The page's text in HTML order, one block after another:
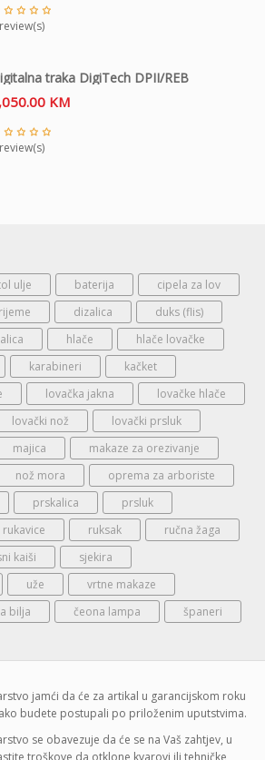
traka DigiTech DPII/REB
KM
ulje baterija
cipela za lov
dizalica
duks (flis)
hlače
hlače lovačke
karabineri
kačket
lovačka jakna
lovačke hlače
lovački nož
lovački prsluk
majica
makaze za orezivanje
nož mora
oprema za arboriste
prskalica
prsluk
rukavice ruksak
ručna žaga
kaiši
sjekira
uže
vrtne makaze
bilja čeona lampa španeri
jamći da će za artikal u garancijskom roku
budete postupali po priloženim uputstvima.
se obavezuje da će se na Vaš zahtjev, u
troškove da otklone kvarovi ili tehničke